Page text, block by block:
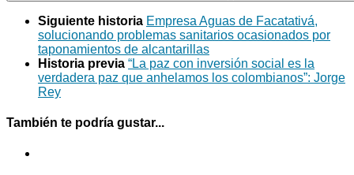
Siguiente historia Empresa Aguas de Facatativá,
solucionando problemas sanitarios ocasionados por
taponamientos de alcantarillas
Historia previa “La paz con inversión social es la
verdadera paz que anhelamos los colombianos”: Jorge
Rey
También te podría gustar...